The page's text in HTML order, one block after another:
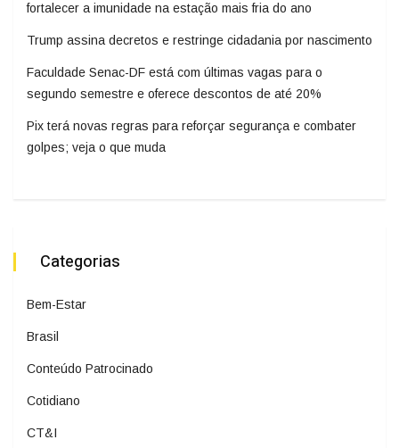
fortalecer a imunidade na estação mais fria do ano
Trump assina decretos e restringe cidadania por nascimento
Faculdade Senac-DF está com últimas vagas para o
segundo semestre e oferece descontos de até 20%
Pix terá novas regras para reforçar segurança e combater
golpes; veja o que muda
Categorias
Bem-Estar
Brasil
Conteúdo Patrocinado
Cotidiano
CT&I